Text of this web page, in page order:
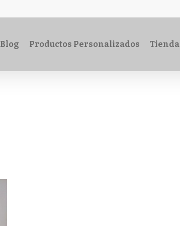
Blog Productos Personalizados Tienda